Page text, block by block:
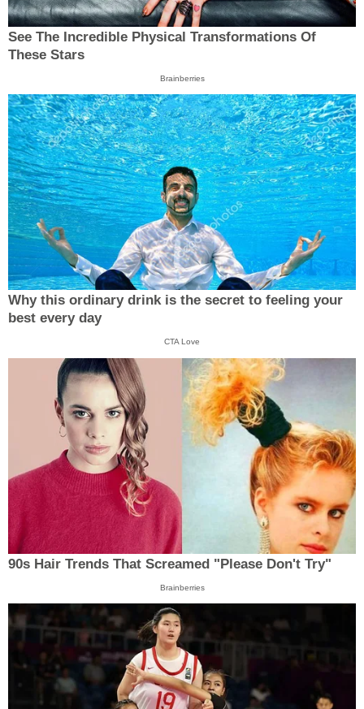
See The Incredible Physical Transformations Of
These Stars
Brainberries
Why this ordinary drink is the secret to feeling your
best every day
CTA Love
90s Hair Trends That Screamed "Please Don't Try"
Brainberries